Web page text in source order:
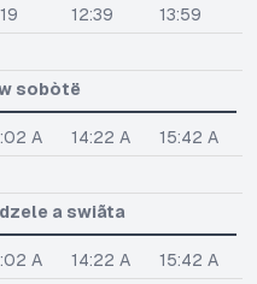
12:39
13:59
sobòtë
A 14:22 A
15:42 A
a swiãta
A 14:22 A 15:42 A